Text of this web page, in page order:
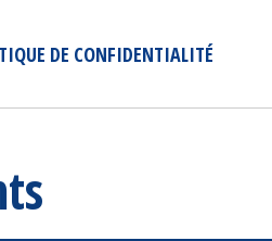
DE CONFIDENTIALITÉ